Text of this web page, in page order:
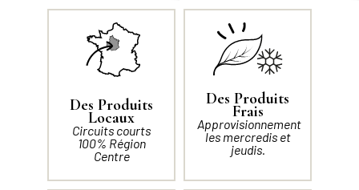
Des Produits
Locaux
Circuits courts
100% Région
Centre
Des Produits
Frais
Approvisionnement
les mercredis et
jeudis.